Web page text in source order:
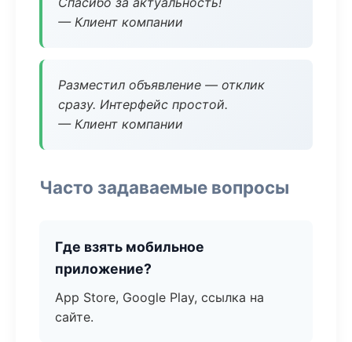
— Клиент компании
Разместил объявление — отклик
сразу. Интерфейс простой.
— Клиент компании
Часто задаваемые вопросы
Где взять мобильное
приложение?
App Store, Google Play, ссылка на
сайте.